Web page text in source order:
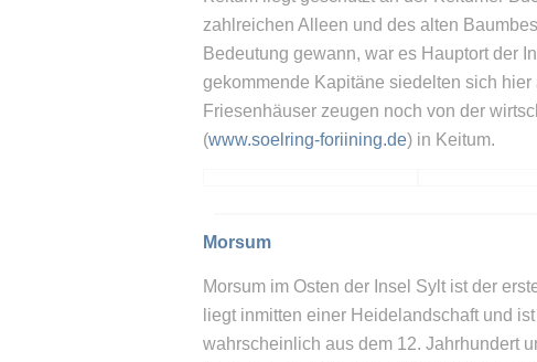
zahlreichen Alleen und des alten
Bedeutung gewann, war es Hauptort der
gekommende Kapitäne siedelten sich
Friesenhäuser zeugen noch von der
(www.soelring-foriining.de) in Keitum.
Morsum
Morsum im Osten der Insel Sylt ist der
liegt inmitten einer Heidelandschaft und
wahrscheinlich aus dem 12. Jahrhundert